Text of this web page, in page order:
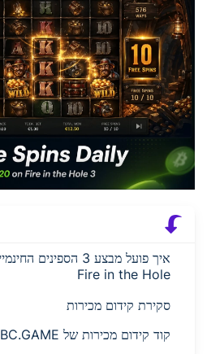
Fire in the Hole
סקירת קידום מכירות
קוד קידום מכירות של BC.GAME לשחקנים חדשים